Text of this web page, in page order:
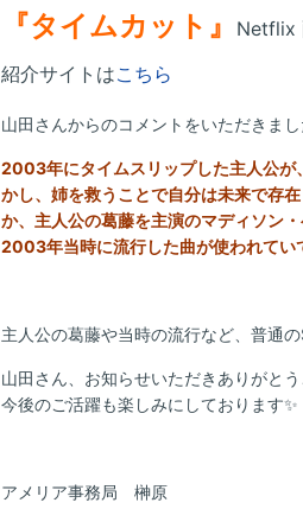
『タイムカット』
Netflix
紹介サイトはこちら
山田さんからのコメントをいただきま
2003年にタイムスリップした主人公が、
かし、 姉を救うことで自分は未来で存
か、 主人公の葛藤を主演のマディソン
2003年当時に流行した曲が使われてい
主人公の葛藤や当時の流行など、普通
山田さん、お知らせいただきありがとう
今後のご活躍も楽しみにしております✨
アメリア事務局 榊原